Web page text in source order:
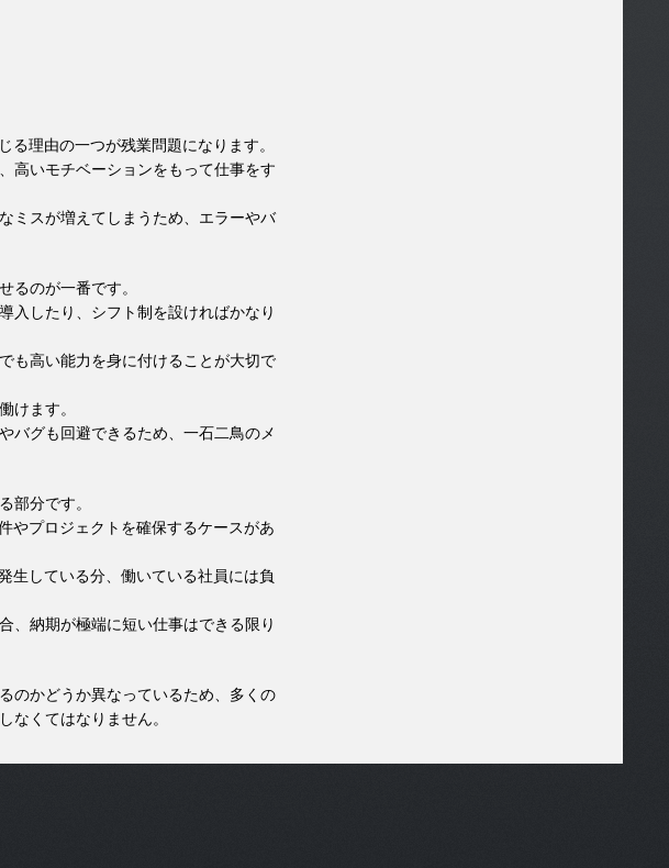
理由の一つが残業問題になります。
高いモチベーションをもって仕事をす
ミスが増えてしまうため、エラーやバ
るのが一番です。
入したり、シフト制を設ければかなり
も高い能力を身に付けることが大切で
けます。
バグも回避できるため、一石二鳥のメ
部分です。
やプロジェクトを確保するケースがあ
生している分、働いている社員には負
、納期が極端に短い仕事はできる限り
のかどうか異なっているため、多くの
なくてはなりません。